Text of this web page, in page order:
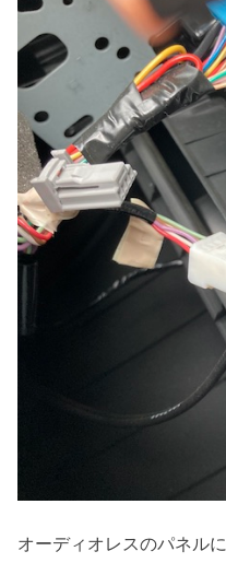
オーディオレスのパネル